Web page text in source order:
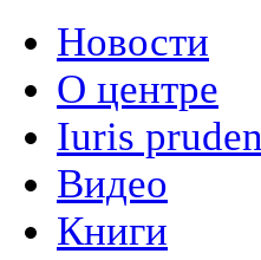
Новости
О центре
Iuris
Видео
Книги